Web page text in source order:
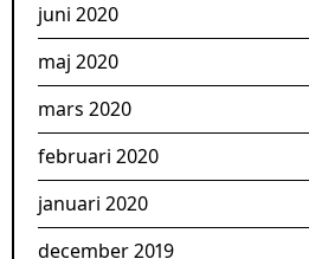
juni 2020
maj 2020
mars 2020
februari 2020
januari 2020
december 2019